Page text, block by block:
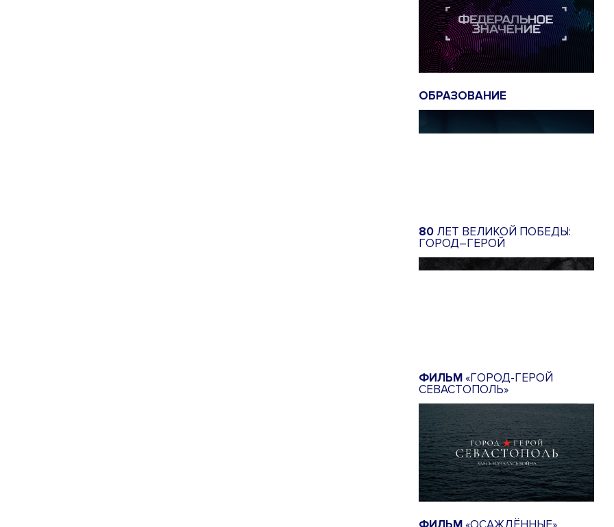
ОБРАЗОВАНИЕ
80 ЛЕТ ВЕЛИКОЙ ПОБЕДЫ:
ГОРОД–ГЕРОЙ
ФИЛЬМ«ГОРОД-ГЕРОЙ
СЕВАСТОПОЛЬ»